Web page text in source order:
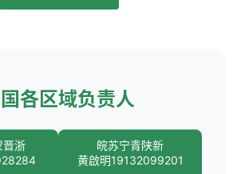
各区域负责人
晋浙
皖苏宁青陕新
黄啟明19132099201